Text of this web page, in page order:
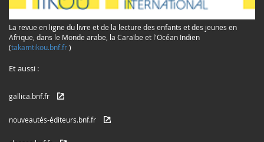
La revue en ligne du livre et de la lecture des enfants et des jeunes en
Afrique, dans le Monde arabe, la Caraïbe et l'Océan Indien
(takamtikou.bnf.fr)
Et aussi :
gallica.bnf.fr
nouveautés-éditeurs.bnf.fr